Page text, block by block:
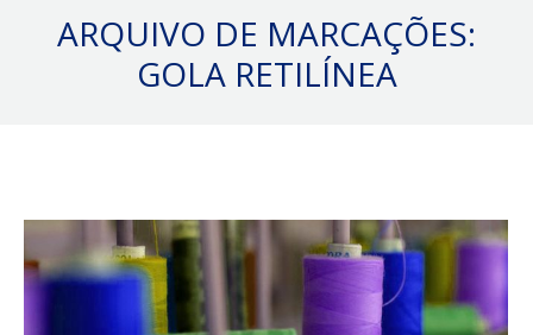
ARQUIVO DE MARCAÇÕES:
GOLA RETILÍNEA